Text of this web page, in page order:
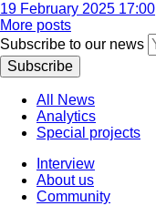
19 February 2025 17:00
More posts
Subscribe to our news
Subscribe
All News
Analytics
Special projects
Interview
About us
Community